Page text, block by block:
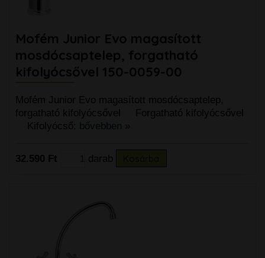
Mofém Junior Evo magasított
mosdócsaptelep, forgatható
kifolyócsővel 150-0059-00
Mofém Junior Evo magasított mosdócsaptelep,
forgatható kifolyócsővel Forgatható kifolyócsővel
Kifolyócső: bővebben »
32.590 Ft darab